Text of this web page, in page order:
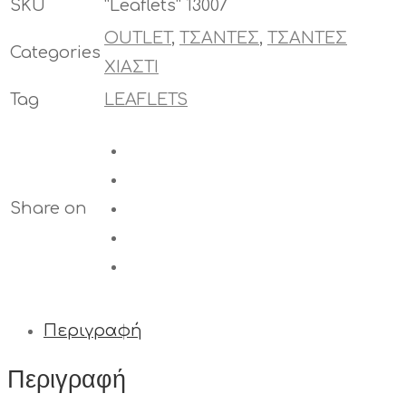
SKU “Leaflets” 13007
Categories
OUTLET, ΤΣΑΝΤΕΣ, ΤΣΑΝΤΕΣ
ΧΙΑΣΤΙ
Tag
LEAFLETS
Share on
Περιγραφή
Περιγραφή